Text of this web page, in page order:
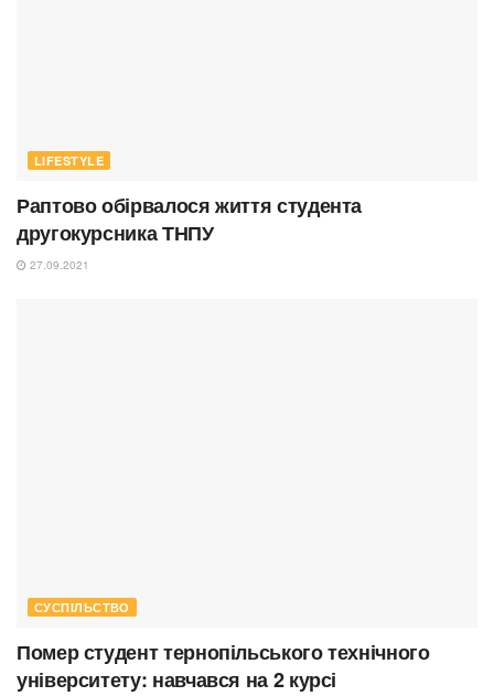
LIFESTYLE
Раптово обірвалося життя студента
другокурсника ТНПУ
27.09.2021
СУСПІЛЬСТВО
Помер студент тернопільського технічного
університету: навчався на 2 курсі